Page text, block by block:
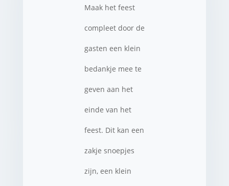
Maak het feest
compleet door de
gasten een klein
bedankje mee te
geven aan het
einde van het
feest. Dit kan een
zakje snoepjes
zijn, een klein